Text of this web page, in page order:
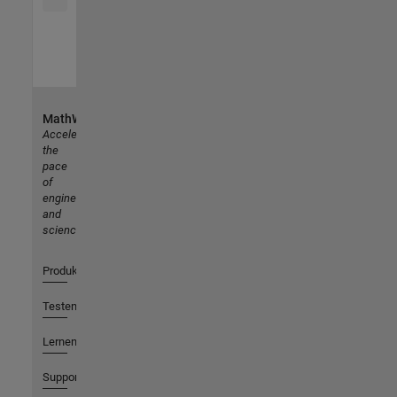
MathWorks
Accelerating
the
pace
of
engineering
and
science
Produkte
Testen oder Kaufen
Lernen
Support